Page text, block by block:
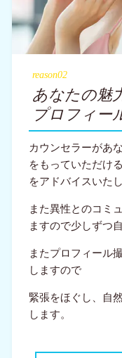
reason02
あなたの魅
プロフィー
カウンセラーがあ
をもっていただけ
をアドバイスいたし
また異性とのコミ
ますので少しずつ
またプロフィール
しますので
緊張をほぐし、自
します。